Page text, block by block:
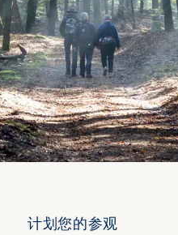
计划您的参观